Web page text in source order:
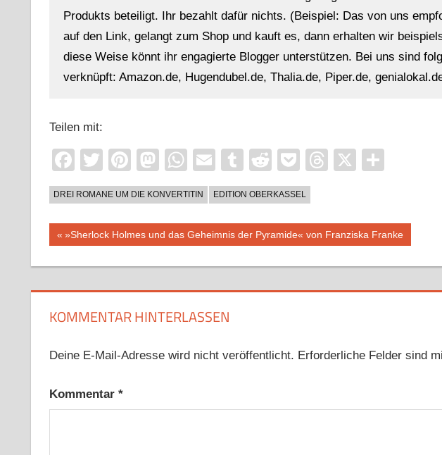
Produkts beteiligt. Ihr bezahlt dafür nichts. (Beispiel: Das von uns
auf den Link, gelangt zum Shop und kauft es, dann erhalten wir
diese Weise könnt ihr engagierte Blogger unterstützen. Bei uns sind
verknüpft: Amazon.de, Hugendubel.de, Thalia.de, Piper.de,
Teilen mit:
Facebook
TwitterPinterest
Mastodon
WhatsApp
EmailTumblr
RedditPocketThreads
X
DREI ROMANE UM DIE KONVERTITIN EDITION OBERKASSEL
Beitragsnavigation
Vorheriger
»Sherlock Holmes und das Geheimnis der Pyramide« von Franziska Franke
KOMMENTAR HINTERLASSEN
Deine E-Mail-Adresse wird nicht veröffentlicht. Erforderliche Felder sind
Kommentar *